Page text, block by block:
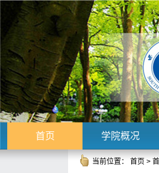
首页 学院概况
当前位置： 首页 >